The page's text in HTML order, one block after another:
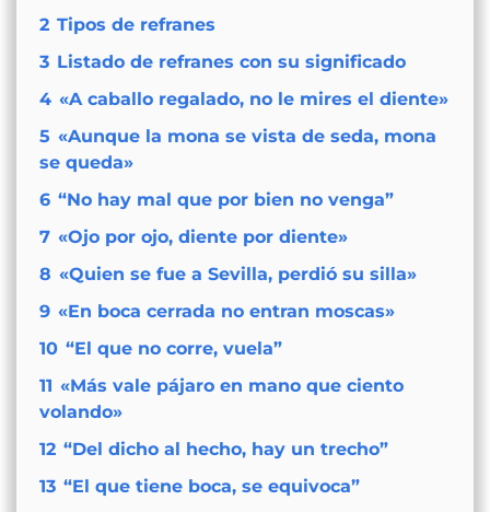
2 Tipos de refranes
3 Listado de refranes con su significado
4 «A caballo regalado, no le mires el diente»
5 «Aunque la mona se vista de seda, mona
se queda»
6 “No hay mal que por bien no venga”
7 «Ojo por ojo, diente por diente»
8 «Quien se fue a Sevilla, perdió su silla»
9 «En boca cerrada no entran moscas»
10 “El que no corre, vuela”
11 «Más vale pájaro en mano que ciento
volando»
12 “Del dicho al hecho, hay un trecho”
13 “El que tiene boca, se equivoca”